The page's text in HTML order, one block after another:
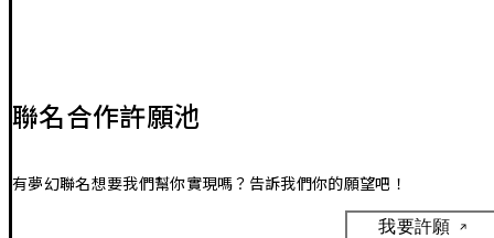
聯名合作許願池
有夢幻聯名想要我們幫你實現嗎？告訴我們你的願望吧！
我要許願